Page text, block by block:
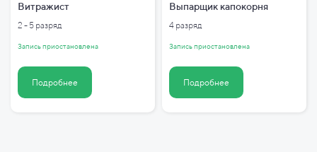
Витражист
2 - 5 разряд
Запись приостановлена
Подробнее
Выпарщик капокорня
4 разряд
Запись приостановлена
Подробнее